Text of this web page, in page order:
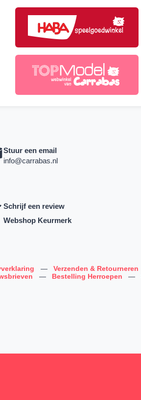
Stuur een email
info@carrabas.nl
Schrijf een review
Webshop Keurmerk
— Verzenden & Retourneren
— Bestelling Herroepen —